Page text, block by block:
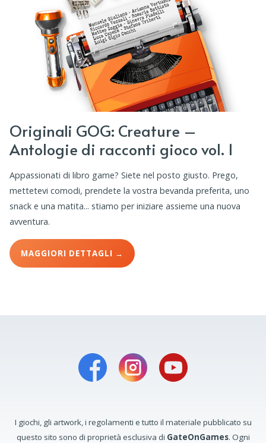
Originali GOG: Creature –
Antologie di racconti gioco vol. 1
Appassionati di libro game? Siete nel posto giusto. Prego,
mettetevi comodi, prendete la vostra bevanda preferita, uno
snack e una matita... stiamo per iniziare assieme una nuova
avventura.
MAGGIORI DETTAGLI →
I giochi, gli artwork, i regolamenti e tutto il materiale pubblicato su
questo sito sono di proprietà esclusiva di GateOnGames. Ogni